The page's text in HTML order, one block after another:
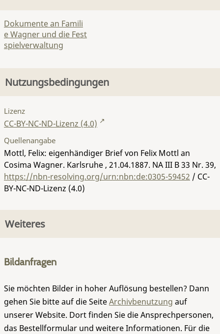
Dokumente an Famili
e Wagner und die Fest
spielverwaltung
Nutzungsbedingungen
Lizenz
CC-BY-NC-ND-Lizenz (4.0)
Quellenangabe
Mottl, Felix: eigenhändiger Brief von Felix Mottl an
Cosima Wagner. Karlsruhe , 21.04.1887. NA III B 33 Nr. 39,
https://nbn-resolving.org/urn:nbn:de:0305-59452 / CC-
BY-NC-ND-Lizenz (4.0)
Weiteres
Bildanfragen
Sie möchten Bilder in hoher Auflösung bestellen? Dann
gehen Sie bitte auf die SeiteArchivbenutzung auf
unserer Website. Dort finden Sie die Ansprechpersonen,
das Bestellformular und weitere Informationen. Für die